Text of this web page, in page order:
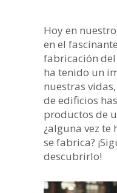
Hoy en
en el
fabricación
ha tenido un
nuestras
de edificios
productos de
¿alguna vez te
se fabrica?
descubrirlo!